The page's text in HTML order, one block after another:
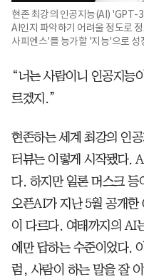
현존 최강의 인공지능(AI) 'GPT-
AI인지 파악하기 어려울 정도로
사피엔스'를 능가할 '지능'으로 성
“너는 사람이니 인공지능
르겠지.”
현존하는 세계 최강의 인
터뷰는 이렇게 시작됐다.
다. 하지만 일론 머스크 등
오픈AI가 지난 5월 공개
이 다르다. 여태까지의 AI
에만 답하는 수준이었다.
럼, 사람이 하는 말을 잘